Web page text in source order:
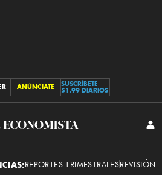
ANÚNCIATE
SUSCRÍBETE
$1.99 DIARIOS
El
Economista
REPORTES TRIMESTRALESREVISIÓN